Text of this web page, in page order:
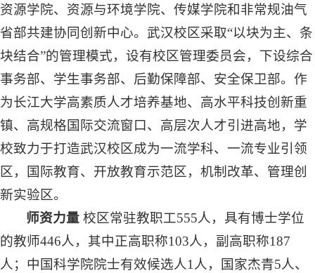
资源学院、资源与环境学院、传媒学院和非常规油气
省部共建协同创新中心。武汉校区采取“以块为主、条
块结合”的管理模式，设有校区管理委员会，下设综合
事务部、学生事务部、后勤保障部、安全保卫部。作
为长江大学高素质人才培养基地、高水平科技创新重
镇、高规格国际交流窗口、高层次人才引进高地，学
校致力于打造武汉校区成为一流学科、一流专业引领
区，国际教育、开放教育示范区，机制改革、管理创
新实验区。
师资力量校区常驻教职工555人，具有博士学位
的教师446人，其中正高职称103人，副高职称187
人；中国科学院院士有效候选人1人，国家杰青5人、